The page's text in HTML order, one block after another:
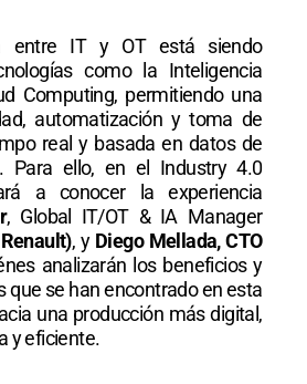
entre IT y OT está siendo
como la Inteligencia
Computing, permitiendo una
automatización y toma de
real y basada en datos de
Para ello, en el Industry 4.0
a conocer la experiencia
, Global IT/OT & IA Manager
, y Diego Mellada, CTO
analizarán los beneficios y
que se han encontrado en esta
una producción más digital,
y eficiente.